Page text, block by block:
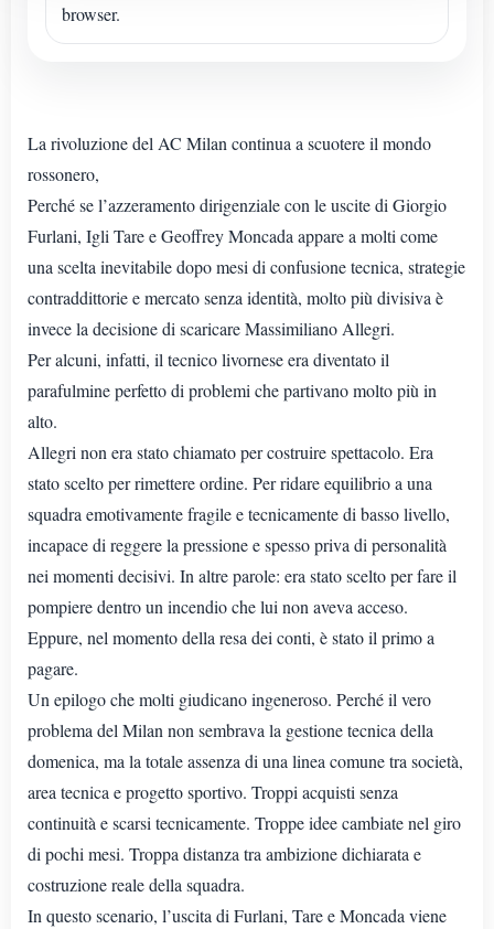
browser.
La rivoluzione del AC Milan continua a scuotere il mondo
rossonero,
Perché se l’azzeramento dirigenziale con le uscite di Giorgio
Furlani, Igli Tare e Geoffrey Moncada appare a molti come
una scelta inevitabile dopo mesi di confusione tecnica, strategie
contraddittorie e mercato senza identità, molto più divisiva è
invece la decisione di scaricare Massimiliano Allegri.
Per alcuni, infatti, il tecnico livornese era diventato il
parafulmine perfetto di problemi che partivano molto più in
alto.
Allegri non era stato chiamato per costruire spettacolo. Era
stato scelto per rimettere ordine. Per ridare equilibrio a una
squadra emotivamente fragile e tecnicamente di basso livello,
incapace di reggere la pressione e spesso priva di personalità
nei momenti decisivi. In altre parole: era stato scelto per fare il
pompiere dentro un incendio che lui non aveva acceso.
Eppure, nel momento della resa dei conti, è stato il primo a
pagare.
Un epilogo che molti giudicano ingeneroso. Perché il vero
problema del Milan non sembrava la gestione tecnica della
domenica, ma la totale assenza di una linea comune tra società,
area tecnica e progetto sportivo. Troppi acquisti senza
continuità e scarsi tecnicamente. Troppe idee cambiate nel giro
di pochi mesi. Troppa distanza tra ambizione dichiarata e
costruzione reale della squadra.
In questo scenario, l’uscita di Furlani, Tare e Moncada viene